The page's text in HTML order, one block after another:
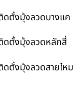
ดตั้งมุ้งลวดบางแค
ดตั้งมุ้งลวดหลักสี่
ดตั้งมุ้งลวดสายไหม